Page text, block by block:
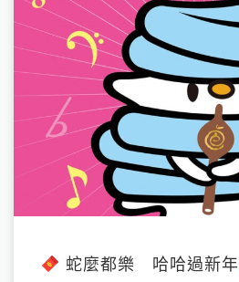
蛇麼都樂 哈哈過新年